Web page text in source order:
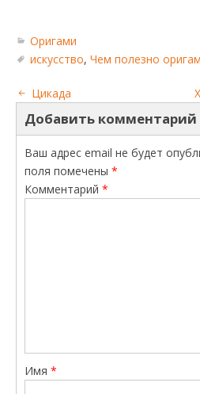
Оригами
искусство, Чем полезно
Цикада
Добавить комментарий
Ваш адрес email не будет
поля помечены *
Комментарий *
Имя *